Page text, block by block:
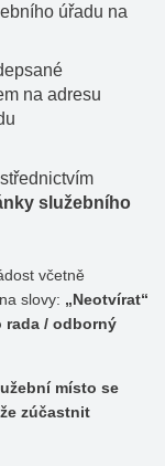
úřadu na
na adresu
služebního
včetně
slovy: „Neotvírat“
rada / odborný
místo se
zúčastnit